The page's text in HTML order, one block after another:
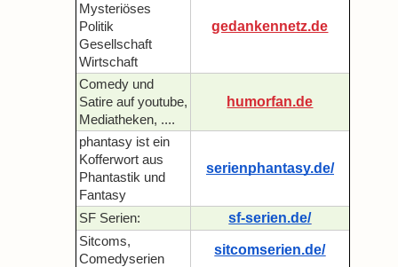
Mysteriöses
Politik
Gesellschaft
Wirtschaft
gedankennetz.de
Comedy und
Satire auf youtube,
Mediatheken, ....
humorfan.de
phantasy ist ein
Kofferwort aus
Phantastik und
Fantasy
serienphantasy.de/
SF Serien: sf-serien.de/
Sitcoms,
Comedyserien
sitcomserien.de/